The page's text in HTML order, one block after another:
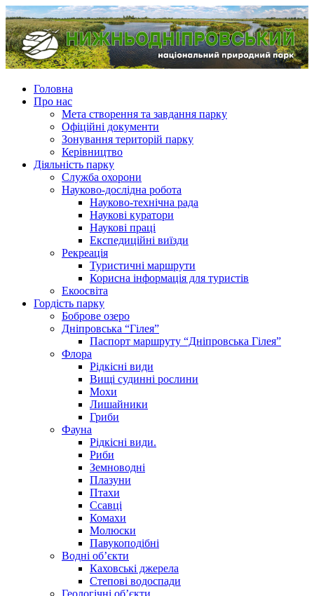
Головна
Про нас
Мета створення та завдання парку
Офіційні документи
Зонування територій парку
Керівництво
Діяльність парку
Служба охорони
Науково-дослідна робота
Науково-технічна рада
Наукові куратори
Наукові праці
Експедиційні виїзди
Рекреація
Туристичні маршрути
Корисна інформація для туристів
Екоосвіта
Гордість парку
Боброве озеро
Дніпровська “Гілея”
Паспорт маршруту “Дніпровська Гілея”
Флора
Рідкісні види
Вищі судинні рослини
Мохи
Лишайники
Гриби
Фауна
Рідкісні види.
Риби
Земноводні
Плазуни
Птахи
Ссавці
Комахи
Молюски
Павукоподібні
Водні об’єкти
Каховські джерела
Степові водоспади
Геологічні об’єкти